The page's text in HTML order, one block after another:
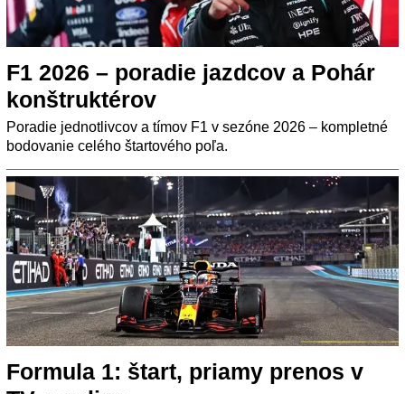
F1 2026 – poradie jazdcov a Pohár
konštruktérov
Poradie jednotlivcov a tímov F1 v sezóne 2026 – kompletné
bodovanie celého štartového poľa.
Formula 1: štart, priamy prenos v